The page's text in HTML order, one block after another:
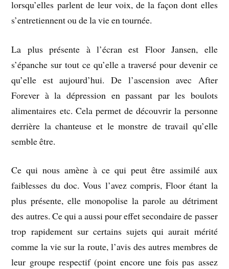
lorsqu’elles parlent de leur voix, de la façon dont elles
s’entretiennent ou de la vie en tournée.
La plus présente à l’écran est Floor Jansen, elle
s’épanche sur tout ce qu’elle a traversé pour devenir ce
qu’elle est aujourd’hui. De l’ascension avec After
Forever à la dépression en passant par les boulots
alimentaires etc. Cela permet de découvrir la personne
derrière la chanteuse et le monstre de travail qu’elle
semble être.
Ce qui nous amène à ce qui peut être assimilé aux
faiblesses du doc. Vous l’avez compris, Floor étant la
plus présente, elle monopolise la parole au détriment
des autres. Ce qui a aussi pour effet secondaire de passer
trop rapidement sur certains sujets qui aurait mérité
comme la vie sur la route, l’avis des autres membres de
leur groupe respectif (point encore une fois pas assez